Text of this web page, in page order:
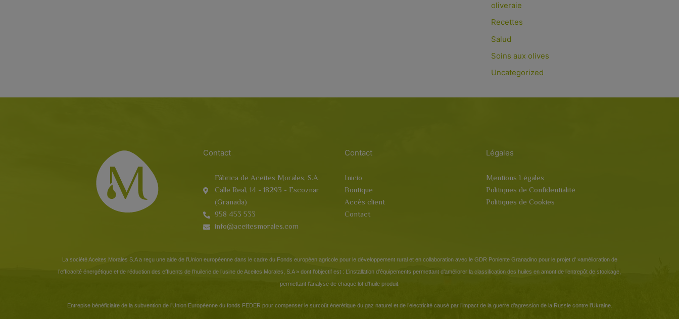
oliveraie
Recettes
Salud
Soins aux olives
Uncategorized
Contact
Fábrica de Aceites Morales, S.A.
Calle Real, 14 - 18293 - Escoznar
(Granada)
958 453 533
info@aceitesmorales.com
Contact
Inicio
Boutique
Accès client
Contact
Légales
Mentions Légales
Politiques de Confidentialité
Politiques de Cookies
La société Aceites Morales S.A a reçu une aide de l’Union européenne dans le cadre du Fonds européen agricole pour le développement rural et en collaboration avec le GDR Poniente Granadino pour le projet d' »amélioration de
l’efficacité énergétique et de réduction des effluents de l’huilerie de l’usine de Aceites Morales, S.A » dont l’objectif est : L’installation d’équipements permettant d’améliorer la classification des huiles en amont de l’entrepôt de stockage,
permettant l’analyse de chaque lot d’huile produit.
Entrepise bénéficiaire de la subvention de l’Union Européenne du fonds FEDER pour compenser le surcoût énerétique du gaz naturel et de l’electricité causé par l’impact de la guerre d’agression de la Russie contre l’Ukraine.